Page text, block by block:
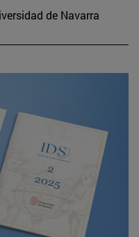
de Navarra